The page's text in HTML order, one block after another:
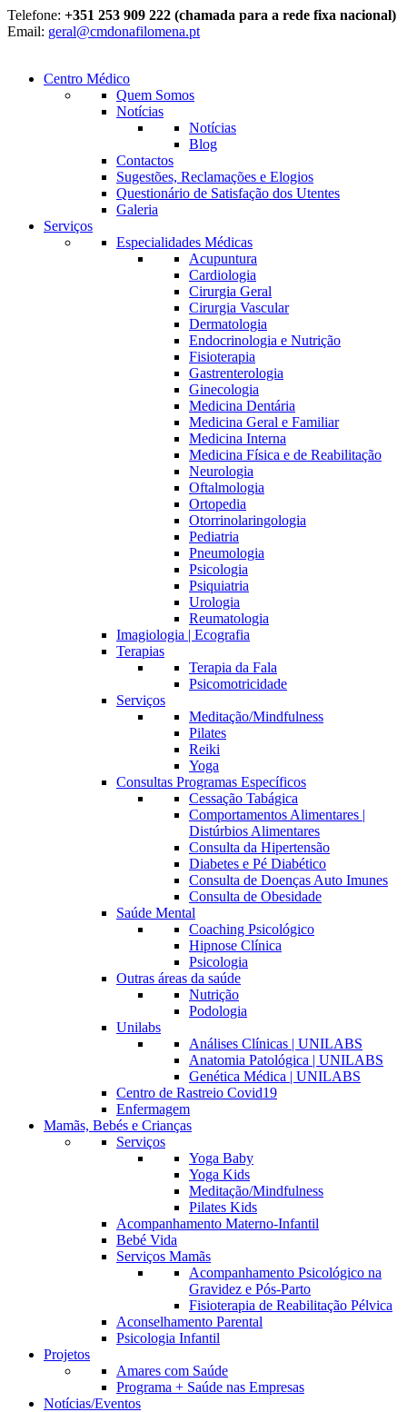
Telefone: +351 253 909 222 (chamada para a rede fixa nacional)
Email: geral@cmdonafilomena.pt
Centro Médico
Quem Somos
Notícias
Notícias
Blog
Contactos
Sugestões, Reclamações e Elogios
Questionário de Satisfação dos Utentes
Galeria
Serviços
Especialidades Médicas
Acupuntura
Cardiologia
Cirurgia Geral
Cirurgia Vascular
Dermatologia
Endocrinologia e Nutrição
Fisioterapia
Gastrenterologia
Ginecologia
Medicina Dentária
Medicina Geral e Familiar
Medicina Interna
Medicina Física e de Reabilitação
Neurologia
Oftalmologia
Ortopedia
Otorrinolaringologia
Pediatria
Pneumologia
Psicologia
Psiquiatria
Urologia
Reumatologia
Imagiologia | Ecografia
Terapias
Terapia da Fala
Psicomotricidade
Serviços
Meditação/Mindfulness
Pilates
Reiki
Yoga
Consultas Programas Específicos
Cessação Tabágica
Comportamentos Alimentares |
Distúrbios Alimentares
Consulta da Hipertensão
Diabetes e Pé Diabético
Consulta de Doenças Auto Imunes
Consulta de Obesidade
Saúde Mental
Coaching Psicológico
Hipnose Clínica
Psicologia
Outras áreas da saúde
Nutrição
Podologia
Unilabs
Análises Clínicas | UNILABS
Anatomia Patológica | UNILABS
Genética Médica | UNILABS
Centro de Rastreio Covid19
Enfermagem
Mamãs, Bebés e Crianças
Serviços
Yoga Baby
Yoga Kids
Meditação/Mindfulness
Pilates Kids
Acompanhamento Materno-Infantil
Bebé Vida
Serviços Mamãs
Acompanhamento Psicológico na
Gravidez e Pós-Parto
Fisioterapia de Reabilitação Pélvica
Aconselhamento Parental
Psicologia Infantil
Projetos
Amares com Saúde
Programa + Saúde nas Empresas
Notícias/Eventos